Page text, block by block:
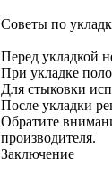
Советы по
Перед укладкой
При укладке
Для стыковки
После укладки
Обратите
производителя.
Заключение